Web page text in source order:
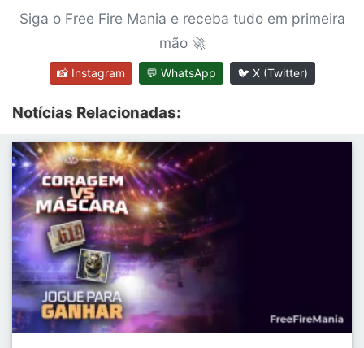
Siga o Free Fire Mania e receba tudo em primeira
mão 🚀
📸 Instagram 💬 WhatsApp 🐦 X (Twitter)
Notícias Relacionadas: